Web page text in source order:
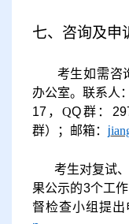
七、咨询及申
考生如需咨
办公室。联系人：
17，QQ群：
群）
；邮箱： j
考生对复试
果公示的3个工
督检查小组提出